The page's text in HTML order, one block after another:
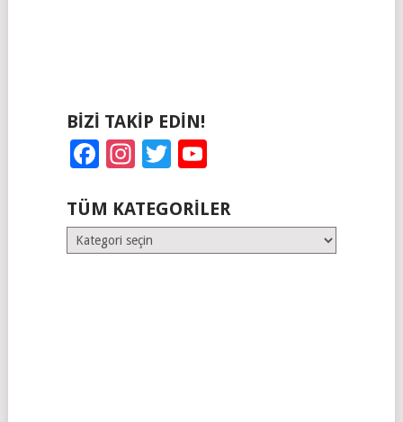
BIZI TAKIP EDIN!
Facebook
Instagram
Twitter
TÜM KATEGORILER
Tüm
Kategoriler